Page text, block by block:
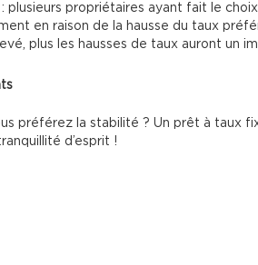
plusieurs propriétaires ayant fait le
en raison de la hausse du taux
plus les hausses de taux auront un
préférez la stabilité ? Un prêt à taux
d’esprit !